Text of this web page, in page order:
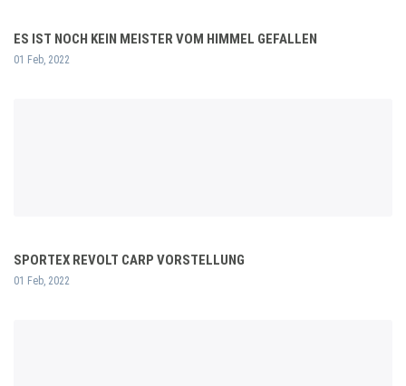
ES IST NOCH KEIN MEISTER VOM HIMMEL GEFALLEN
01 Feb, 2022
SPORTEX REVOLT CARP VORSTELLUNG
01 Feb, 2022